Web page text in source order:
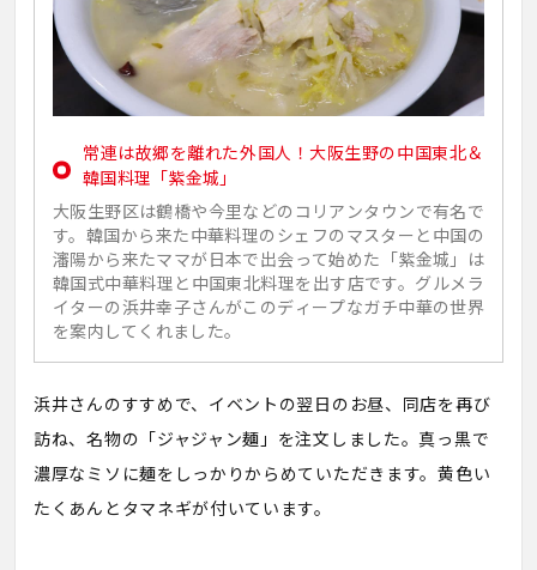
常連は故郷を離れた外国人！大阪生野の中国東北＆
韓国料理「紫金城」
大阪生野区は鶴橋や今里などのコリアンタウンで有名で
す。韓国から来た中華料理のシェフのマスターと中国の
瀋陽から来たママが日本で出会って始めた「紫金城」は
韓国式中華料理と中国東北料理を出す店です。グルメラ
イターの浜井幸子さんがこのディープなガチ中華の世界
を案内してくれました。
浜井さんのすすめで、イベントの翌日のお昼、同店を再び
訪ね、名物の「ジャジャン麺」を注文しました。真っ黒で
濃厚なミソに麺をしっかりからめていただきます。黄色い
たくあんとタマネギが付いています。